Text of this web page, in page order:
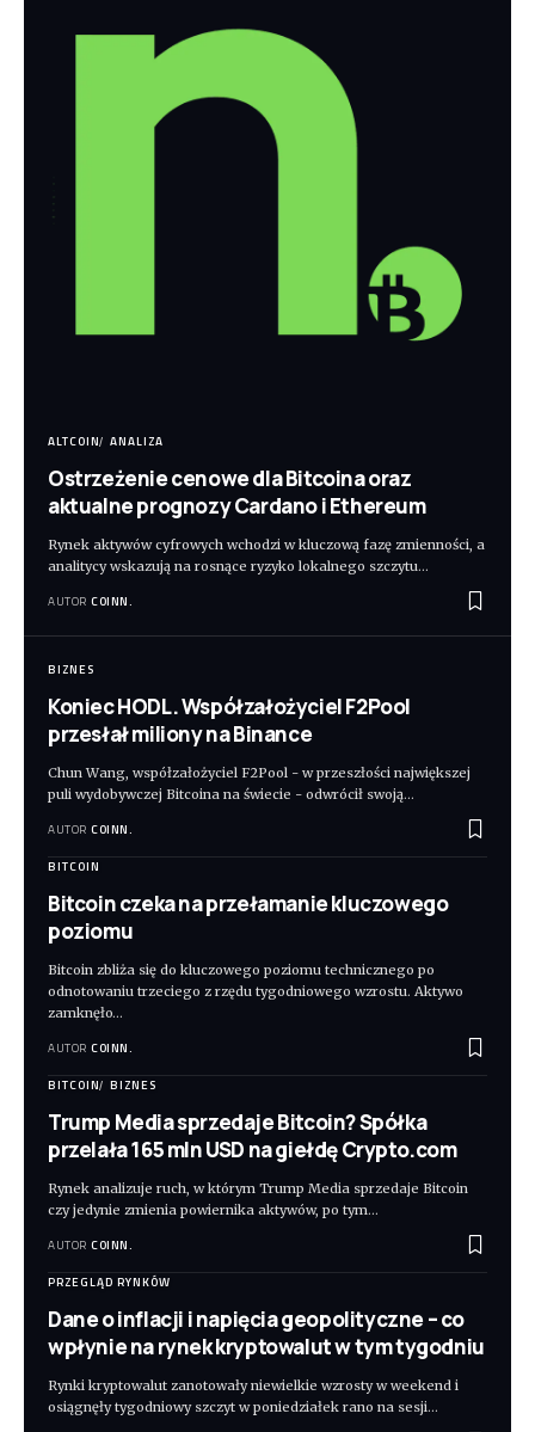
ALTCOIN ANALIZA
Ostrzeżenie cenowe dla Bitcoina oraz
aktualne prognozy Cardano i Ethereum
Rynek aktywów cyfrowych wchodzi w kluczową fazę zmienności, a
analitycy wskazują na rosnące ryzyko lokalnego szczytu…
AUTOR COINN.
BIZNES
Koniec HODL. Współzałożyciel F2Pool
przesłał miliony na Binance
Chun Wang, współzałożyciel F2Pool - w przeszłości największej
puli wydobywczej Bitcoina na świecie - odwrócił swoją…
AUTOR COINN.
BITCOIN
Bitcoin czeka na przełamanie kluczowego
poziomu
Bitcoin zbliża się do kluczowego poziomu technicznego po
odnotowaniu trzeciego z rzędu tygodniowego wzrostu. Aktywo
zamknęło…
AUTOR COINN.
BITCOIN BIZNES
Trump Media sprzedaje Bitcoin? Spółka
przelała 165 mln USD na giełdę Crypto.com
Rynek analizuje ruch, w którym Trump Media sprzedaje Bitcoin
czy jedynie zmienia powiernika aktywów, po tym…
AUTOR COINN.
PRZEGLĄD RYNKÓW
Dane o inflacji i napięcia geopolityczne – co
wpłynie na rynek kryptowalut w tym tygodniu
Rynki kryptowalut zanotowały niewielkie wzrosty w weekend i
osiągnęły tygodniowy szczyt w poniedziałek rano na sesji…